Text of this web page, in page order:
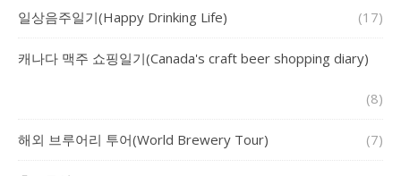
일상음주일기(Happy Drinking Life) (17)
캐나다 맥주 쇼핑일기(Canada's craft beer shopping diary)
(8)
해외 브루어리 투어(World Brewery Tour) (7)